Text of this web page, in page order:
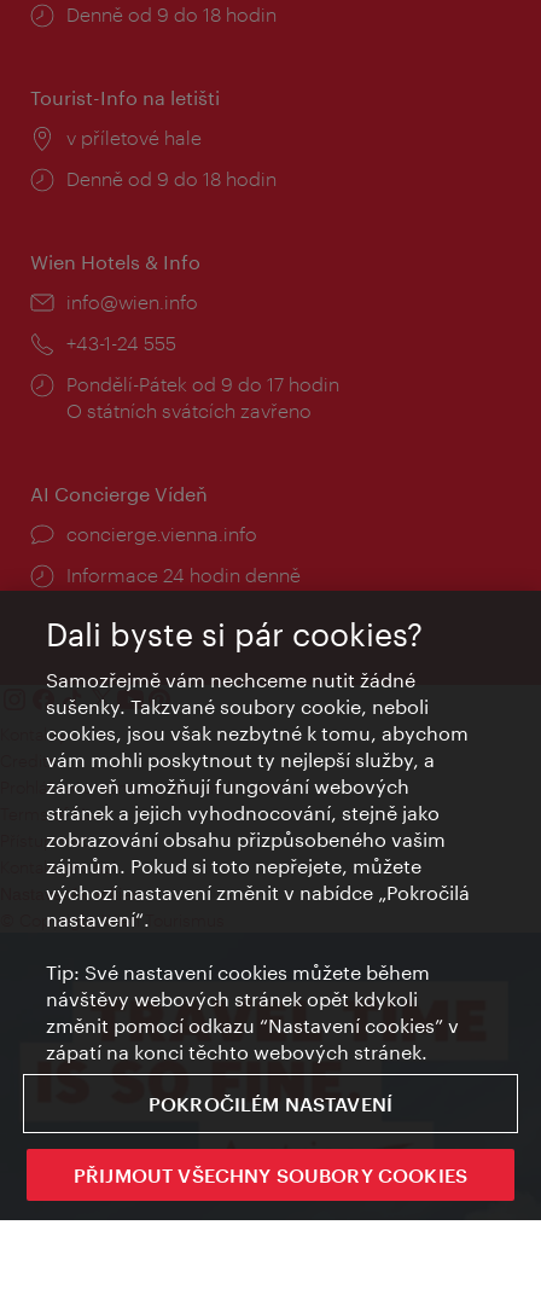
Provozní
Denně od 9 do 18 hodin
Tourist-Info na letišti
Místo:
v příletové hale
Provozní
Denně od 9 do 18 hodin
Wien Hotels & Info
E-
info@wien.info
Telefon:
+43-1-24 555
Provozní
doba:
Pondělí-Pátek od 9 do 17 hodin
O státních svátcích zavřeno
AI Concierge Vídeň
concierge.vienna.info
Informace 24 hodin denně
Kontakty
Credits
Prohlášení o ochraně osobních údajů
Terms of Use
Přístupnost
Kontakt pro tisk
Nastavení cookies
© Copyright Wien Tourismus
Dali byste si pár cookies?
Samozřejmě vám nechceme nutit žádné
sušenky. Takzvané soubory cookie, neboli
cookies, jsou však nezbytné k tomu, abychom
vám mohli poskytnout ty nejlepší služby, a
zároveň umožňují fungování webových
stránek a jejich vyhodnocování, stejně jako
zobrazování obsahu přizpůsobeného vašim
zájmům. Pokud si toto nepřejete, můžete
výchozí nastavení změnit v nabídce „Pokročilá
nastavení“.
Tip: Své nastavení cookies můžete během
návštěvy webových stránek opět kdykoli
změnit pomocí odkazu “Nastavení cookies” v
zápatí na konci těchto webových stránek.
POKROČILÉM NASTAVENÍ
PŘIJMOUT VŠECHNY SOUBORY COOKIES